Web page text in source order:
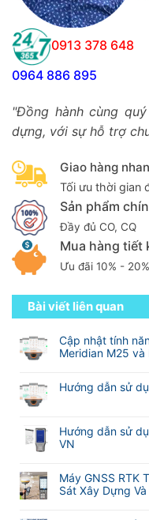
0913 378 648
0964 886 895
"Đồng hành cùng
dựng, với sự hỗ trợ
Giao hàng
Tối ưu thời gian
Sản phẩm
Đầy đủ CO, CQ
Mua hàng tiết
Ưu đãi 10% - 20%
Bài viết liên quan
Cập nhật tính
Meridian M25 và
có
bình
Cập
nhật
năng
tự
động
Hướng dẫn sử
bình
luận
dẫn
sử
Hướng dẫn sử
VN
có
bình
luận
Máy GNSS RTK
Sát Xây Dựng